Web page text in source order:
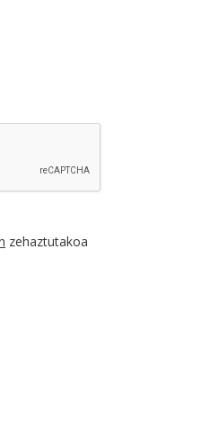
zehaztutakoa